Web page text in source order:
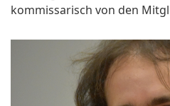
kommissarisch von den